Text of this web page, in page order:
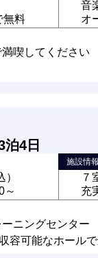
無料
音
オ
喫してください
泊4日
～
施設情報
７
充
ニングセンター
容可能なホール